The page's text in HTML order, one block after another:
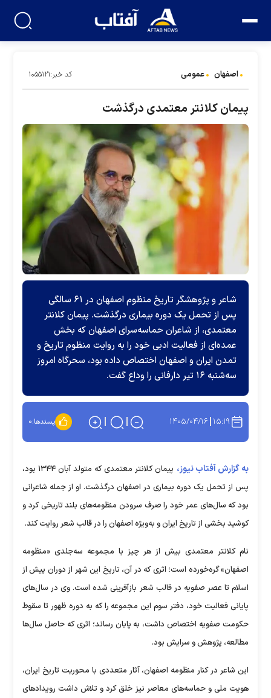
اصفهان عمومی کد خبر:۱۰۵۵۱۲۱
پیمان کلانتر معتمدی درگذشت
شاعر و پژوهشگر تاریخ منظوم اصفهان در ۶۱ سالگی
پس از تحمل یک دوره بیماری درگذشت. پیمان کلانتر
معتمدی، از شاعران حماسه‌سرای اصفهان که بخش
عمده‌ای از فعالیت ادبی خود را به روایت منظوم تاریخ و
تمدن ایران و اصفهان اختصاص داده بود، سحرگاه امروز
سه‌شنبه ۱۶ تیر دارفانی را وداع گفت.
۱۵:۱۹ ۱۴۰۵/۰۴/۱۶ پسندها:۰
به گزارش آفتاب نیوز،
پیمان کلانتر معتمدی که متولد آبان ۱۳۴۴ بود،
پس از تحمل یک دوره بیماری در اصفهان درگذشت. او از جمله شاعرانی
بود که سال‌های عمر خود را صرف سرودن منظومه‌های بلند تاریخی کرد و
کوشید بخشی از تاریخ ایران و به‌ویژه اصفهان را در قالب شعر روایت کند.
نام کلانتر معتمدی بیش از هر چیز با مجموعه سه‌جلدی «منظومه
اصفهان» گره‌خورده است؛ اثری که در آن، تاریخ این شهر از دوران پیش از
اسلام تا عصر صفویه در قالب شعر بازآفرینی شده است. وی در سال‌های
پایانی فعالیت خود، دفتر سوم این مجموعه را که به دوره ظهور تا سقوط
حکومت صفویه اختصاص داشت، به پایان رساند؛ اثری که حاصل سال‌ها
مطالعه، پژوهش و سرایش بود.
این شاعر در کنار منظومه اصفهان، آثار متعددی با محوریت تاریخ ایران،
هویت ملی و حماسه‌های معاصر نیز خلق کرد و تلاش داشت رویدادهای